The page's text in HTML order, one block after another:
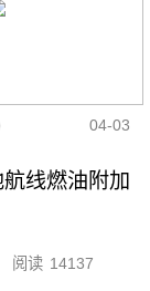
04-03
线燃油附加
阅读 14137